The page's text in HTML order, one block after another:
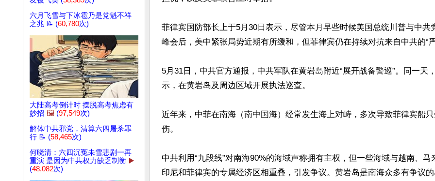
六月飞雪与下冰雹乃是党魁不祥
之兆 📝 (60,780次)
大陆高考倒计时 摆脱高考焦虑有
妙招 🖼️ (97,549次)
解体中共邪党，清算六四屠杀罪
行 📝 (58,465次)
何晓清：六四沉冤未雪悲剧一再
重演 是因为中共权力缺乏制衡 ▶️
(48,082次)
菲律宾国防部长上于5月30日表示，尽管本月早些时候美国总统川普与中共
峰会后，美中紧张局势近期有所缓和，但菲律宾仍在持续对抗来自中共的“
5月31日，中共官方通报，中共军队在黄岩岛附近“展开战备警巡”。同一天
示，在黄岩岛及周边区域开展执法巡查。
近年来，中菲在南海（南中国海）经常发生海上对峙，多次导致菲律宾船
伤。
中共利用“九段线”对南海90%的海域声称拥有主权，但一些海域与越南、马
印尼和菲律宾的专属经济区相重叠，引发争议。黄岩岛是南海众多有争议